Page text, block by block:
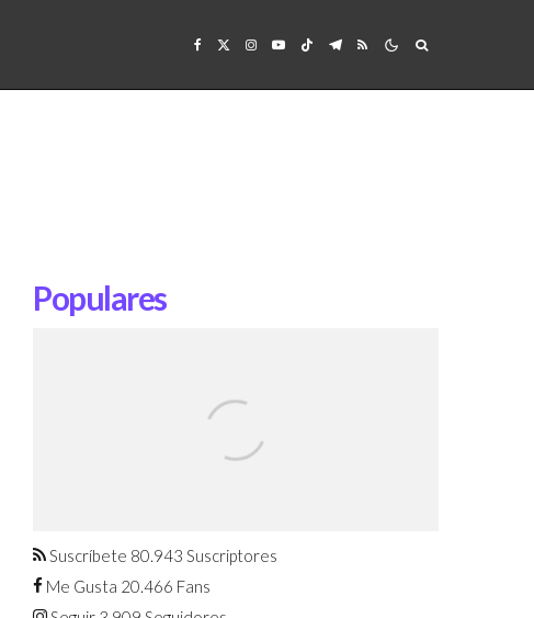
Populares
agosto
Suscríbete 80.943 Suscriptores
Me Gusta 20.466 Fans